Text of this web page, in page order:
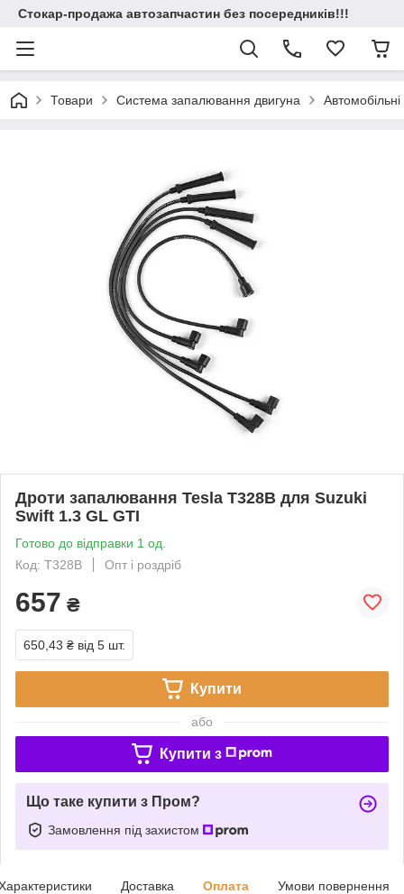
Стокар-продажа автозапчастин без посередників!!!
Товари Система запалювання двигуна
Дроти запалювання Tesla T328B для Suzuki
Swift 1.3 GL GTI
Готово до відправки 1 од.
Код: T328B
Опт і роздріб
657 ₴
650,43 ₴ від 5 шт.
Купити
або
Купити з
Що таке купити з Пром?
Замовлення під захистом
Доставка Оплата Умови повернення